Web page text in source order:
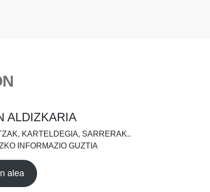
ALDIZKARIA
KARTELDEGIA, SARRERAK..
INFORMAZIO GUZTIA
alea